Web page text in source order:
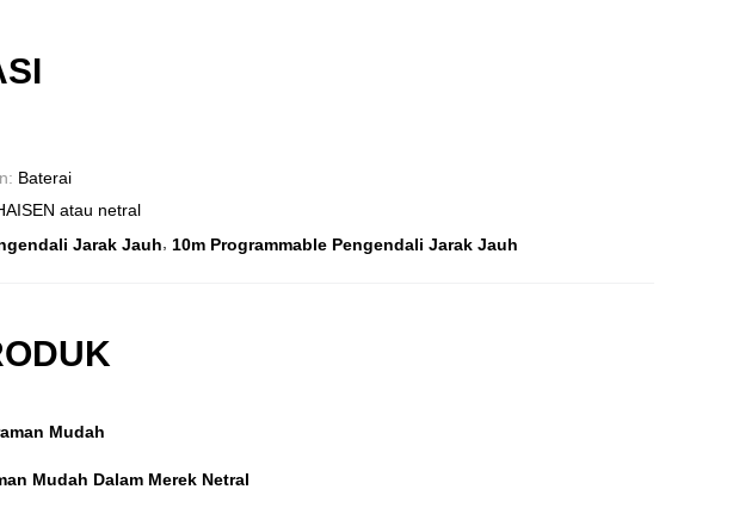
Baterai
atau netral
Jarak Jauh, 10m Programmable Pengendali Jarak Jauh
Mudah
Mudah Dalam Merek Netral